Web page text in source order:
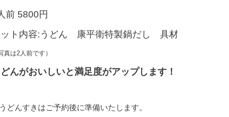
前 5800円
ト内容:うどん 康平衛特製鍋だし 具材
真は2人前です）
んがおいしいと満足度がアップします！
どんすきはご予約後に準備いたします。